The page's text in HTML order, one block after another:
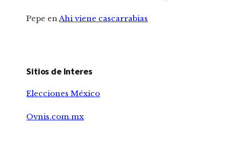
Pepe enAhi viene cascarrabias
Sitios de Interes
Elecciones México
Ovnis.com.mx